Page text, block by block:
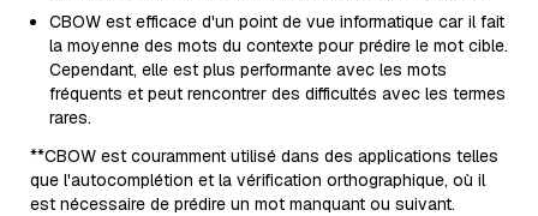
CBOW est efficace d'un point de vue informatique car il fait
la moyenne des mots du contexte pour prédire le mot cible.
Cependant, elle est plus performante avec les mots
fréquents et peut rencontrer des difficultés avec les termes
rares.
**CBOW est couramment utilisé dans des applications telles
que l'autocomplétion et la vérification orthographique, où il
est nécessaire de prédire un mot manquant ou suivant.